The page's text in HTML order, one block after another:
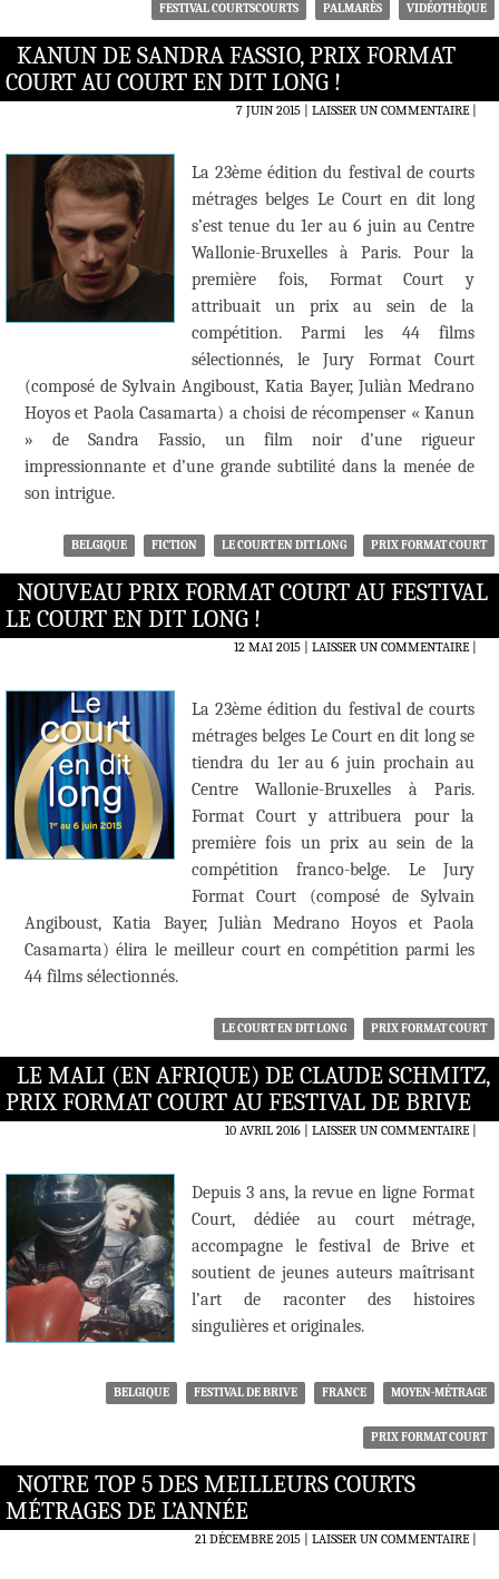
FESTIVAL COURTSCOURTS PALMARÈS VIDÉOTHÈQUE
KANUN DE SANDRA FASSIO, PRIX FORMAT
COURT AU COURT EN DIT LONG !
7 JUIN 2015 LAISSER UN COMMENTAIRE|
La 23ème édition du festival de courts
métrages belges Le Court en dit long
s’est tenue du 1er au 6 juin au Centre
Wallonie-Bruxelles à Paris. Pour la
première fois, Format Court y
attribuait un prix au sein de la
compétition. Parmi les 44 films
sélectionnés, le Jury Format Court
(composé de Sylvain Angiboust, Katia Bayer, Juliàn Medrano
Hoyos et Paola Casamarta) a choisi de récompenser « Kanun
» de Sandra Fassio, un film noir d’une rigueur
impressionnante et d’une grande subtilité dans la menée de
son intrigue.
BELGIQUE FICTION LE COURT EN DIT LONG PRIX FORMAT COURT
NOUVEAU PRIX FORMAT COURT AU FESTIVAL
LE COURT EN DIT LONG !
12 MAI 2015 LAISSER UN COMMENTAIRE|
La 23ème édition du festival de courts
métrages belges Le Court en dit long se
tiendra du 1er au 6 juin prochain au
Centre Wallonie-Bruxelles à Paris.
Format Court y attribuera pour la
première fois un prix au sein de la
compétition franco-belge. Le Jury
Format Court (composé de Sylvain
Angiboust, Katia Bayer, Juliàn Medrano Hoyos et Paola
Casamarta) élira le meilleur court en compétition parmi les
44 films sélectionnés.
LE COURT EN DIT LONG PRIX FORMAT COURT
LE MALI (EN AFRIQUE) DE CLAUDE SCHMITZ,
PRIX FORMAT COURT AU FESTIVAL DE BRIVE
10 AVRIL 2016 LAISSER UN COMMENTAIRE|
Depuis 3 ans, la revue en ligne Format
Court, dédiée au court métrage,
accompagne le festival de Brive et
soutient de jeunes auteurs maîtrisant
l’art de raconter des histoires
singulières et originales.
BELGIQUE FESTIVAL DE BRIVE FRANCE MOYEN-MÉTRAGE
PRIX FORMAT COURT
NOTRE TOP 5 DES MEILLEURS COURTS
MÉTRAGES DE L’ANNÉE
21 DÉCEMBRE 2015 LAISSER UN COMMENTAIRE|